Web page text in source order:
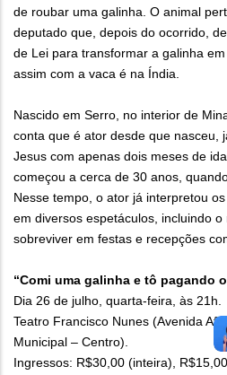
de roubar uma galinha. O animal
deputado que, depois do ocorrido,
de Lei para transformar a galinha
assim com a vaca é na Índia.
Nascido em Serro, no interior de
conta que é ator desde que nasceu,
Jesus com apenas dois meses de
começou a cerca de 30 anos,
Nesse tempo, o ator já interpretou
em diversos espetáculos, incluindo o
sobreviver em festas e recepções
“Comi uma galinha e tô pagando
Dia 26 de julho, quarta-feira, às 21h.
Teatro Francisco Nunes (Avenida
Municipal – Centro).
Ingressos: R$30,00 (inteira),